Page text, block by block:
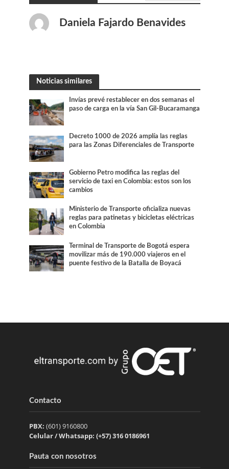
Daniela Fajardo Benavides
Noticias similares
Invías prevé restablecer en dos semanas el
paso de carga en la vía San Gil-Bucaramanga
Decreto 1000 de 2026 amplía las reglas
para las Zonas Diferenciales de Transporte
Gobierno Petro modifica las reglas del
servicio de taxi en Colombia: estos son los
cambios
Ministerio de Transporte oficializa nuevas
reglas para patinetas y bicicletas eléctricas
en Colombia
Terminal de Transporte de Bogotá espera
movilizar más de 190.000 viajeros en el
puente festivo de la Batalla de Boyacá
Contacto
PBX: (601) 9160800
Celular / Whatsapp: (+57) 316 0186961
Pauta con nosotros